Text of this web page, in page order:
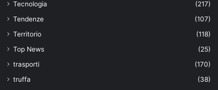
Tecnologia
(217)
Tendenze
(107)
Territorio
(118)
Top News
(25)
trasporti
(170)
truffa
(38)